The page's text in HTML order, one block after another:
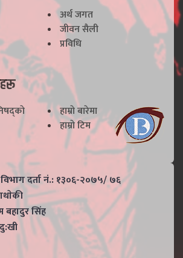
अर्थ जगत
जीवन सैली
प्रविधि
हाम्राे बारेमा
हाम्राे टिम
दर्ता नं.: १३०६-२०७५/ ७६
बहादुर सिंह